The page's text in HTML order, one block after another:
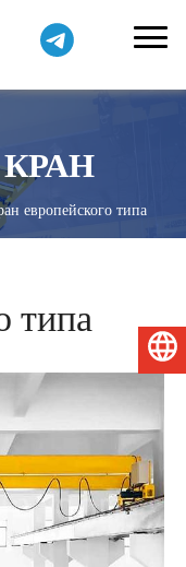
европейского типа
типа Русский